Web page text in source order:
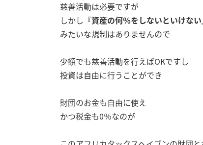
慈善活動は必要ですが
しかし 『資産の何％をしないといけない
みたいな規制はありませんので
少額でも慈善活動を行えばOKですし
投資は自由に行うことができ
財団のお金も自由に使え
かつ税金も0％なのが